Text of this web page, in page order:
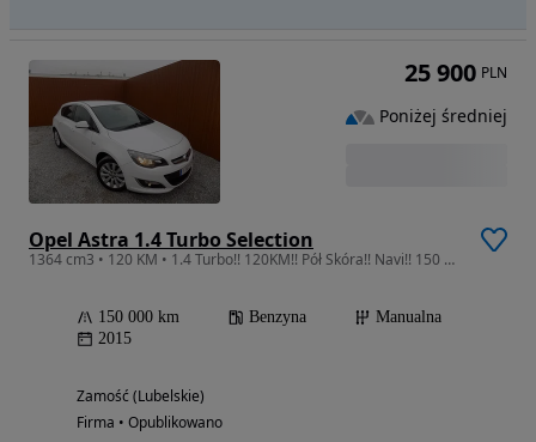
Opel Astra 1.4 Turbo Selection
1364 cm3 • 120 KM • 1.4 Turbo!! 120KM!! Pół Skóra!! Navi!! 150 Tys. Przebiegu!!
150 000 km Benzyna
Manualna
2015
Zamość (Lubelskie)
Firma • Opublikowano
25 900 PLN
Poniżej średniej